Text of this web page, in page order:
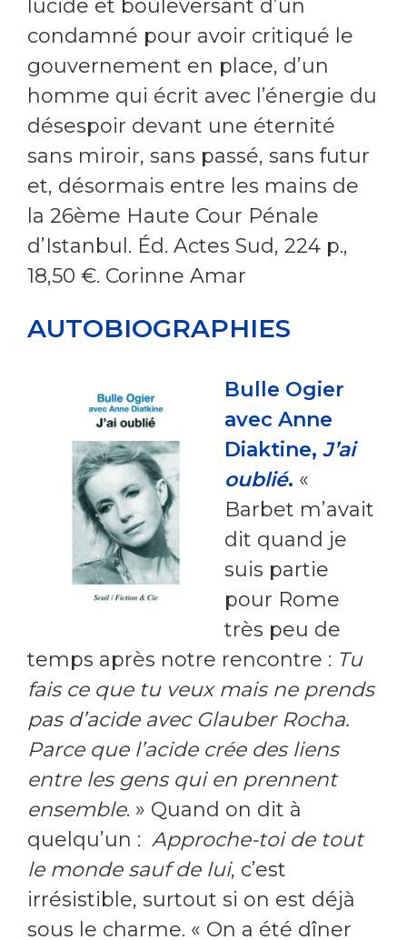
lucide et bouleversant d’un
condamné pour avoir critiqué le
gouvernement en place, d’un
homme qui écrit avec l’énergie du
désespoir devant une éternité
sans miroir, sans passé, sans futur
et, désormais entre les mains de
la 26ème Haute Cour Pénale
d’Istanbul. Éd. Actes Sud, 224 p.,
18,50 €. Corinne Amar
AUTOBIOGRAPHIES
Bulle Ogier
avec Anne
Diaktine, J’ai
oublié. «
Barbet m’avait
dit quand je
suis partie
pour Rome
très peu de
temps après notre rencontre : Tu
fais ce que tu veux mais ne prends
pas d’acide avec Glauber Rocha.
Parce que l’acide crée des liens
entre les gens qui en prennent
ensemble. » Quand on dit à
quelqu’un : Approche-toi de tout
le monde sauf de lui, c’est
irrésistible, surtout si on est déjà
sous le charme. « On a été dîner